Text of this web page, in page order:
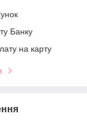
Банку
на карту